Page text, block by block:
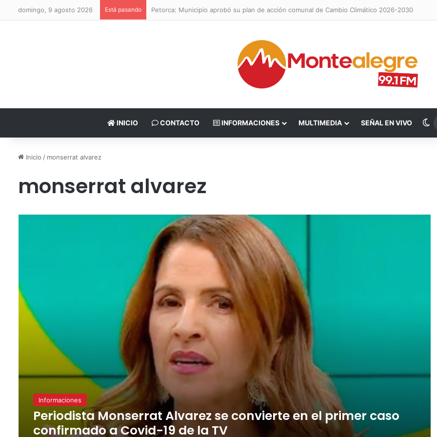
domingo, 9 agosto 2026 Está pasando Petorca: Municipio aprobó su plan de acción comunal de Cambio Climático 2026-2030
INICIO CONTACTO INFORMACIONES MULTIMEDIA SEÑAL EN VIVO
Inicio / monserrat alvarez
monserrat alvarez
Informaciones
Periodista Monserrat Alvarez se convierte en el primer caso
confirmado a Covid-19 de la TV